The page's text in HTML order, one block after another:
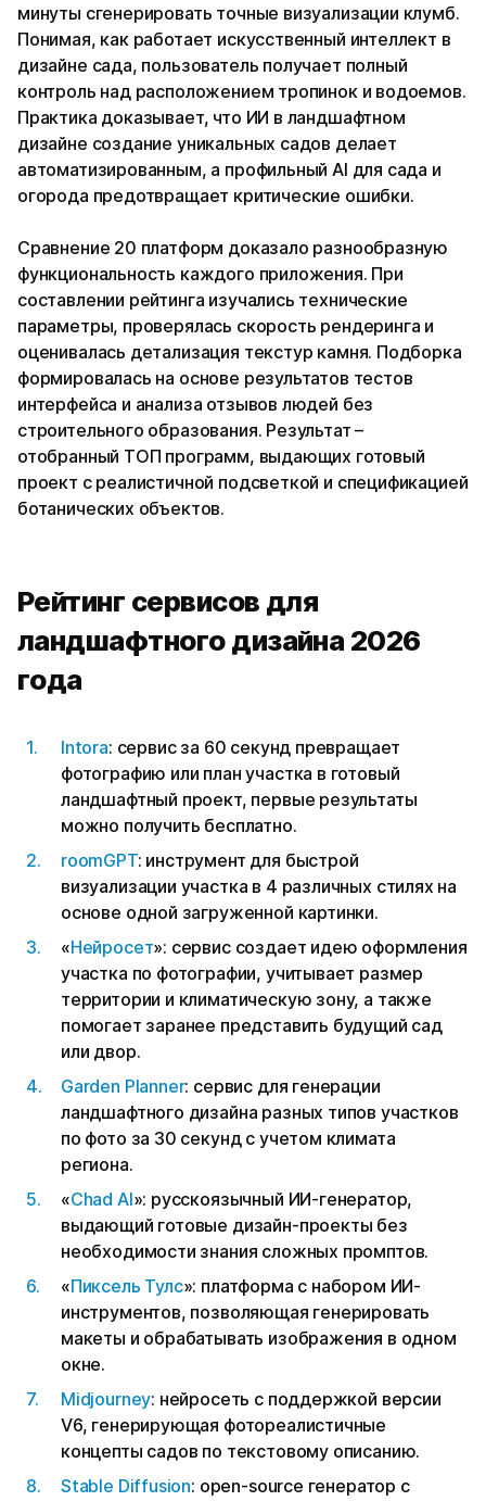
минуты сгенерировать точные визуализации клумб.
Понимая, как работает искусственный интеллект в
дизайне сада, пользователь получает полный
контроль над расположением тропинок и водоемов.
Практика доказывает, что ИИ в ландшафтном
дизайне создание уникальных садов делает
автоматизированным, а профильный AI для сада и
огорода предотвращает критические ошибки.
Сравнение 20 платформ доказало разнообразную
функциональность каждого приложения. При
составлении рейтинга изучались технические
параметры, проверялась скорость рендеринга и
оценивалась детализация текстур камня. Подборка
формировалась на основе результатов тестов
интерфейса и анализа отзывов людей без
строительного образования. Результат –
отобранный ТОП программ, выдающих готовый
проект с реалистичной подсветкой и спецификацией
ботанических объектов.
Рейтинг сервисов для
ландшафтного дизайна 2026
года
Intora: сервис за 60 секунд превращает
фотографию или план участка в готовый
ландшафтный проект, первые результаты
можно получить бесплатно.
roomGPT: инструмент для быстрой
визуализации участка в 4 различных стилях на
основе одной загруженной картинки.
«Нейросет»: сервис создает идею оформления
участка по фотографии, учитывает размер
территории и климатическую зону, а также
помогает заранее представить будущий сад
или двор.
Garden Planner: сервис для генерации
ландшафтного дизайна разных типов участков
по фото за 30 секунд с учетом климата
региона.
«Chad AI»: русскоязычный ИИ-генератор,
выдающий готовые дизайн-проекты без
необходимости знания сложных промптов.
«Пиксель Тулс»: платформа с набором ИИ-
инструментов, позволяющая генерировать
макеты и обрабатывать изображения в одном
окне.
Midjourney: нейросеть с поддержкой версии
V6, генерирующая фотореалистичные
концепты садов по текстовому описанию.
Stable Diffusion: open-source генератор с